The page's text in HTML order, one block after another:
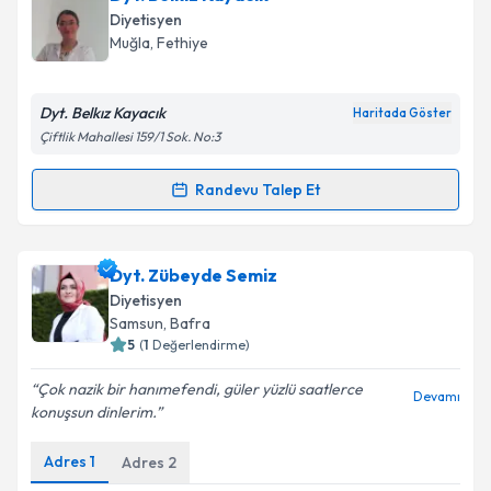
E-posta Adresiniz
Kişisel verilerimin işlenmesine ilişkin
Aydınlatma
Metni'ni okudum ve kişisel verilerimin belirtilen
Diyetisyen
Muğla, Fethiye
Dyt. Belkız Kayacık Haritada Göster
Çiftlik Mahallesi 159/1 Sok. No:3
Randevu Talep Et
Randevu Takvimi Talebi
Dyt. Belkız Kayacıkiçin randevu takvimi talebi
oluşturun. Size bu uzmandan randevu almanız için bir
takvim hazırlandığında e-posta ile bilgilendireceğiz.
Kişisel verilerimin işlenmesine ilişkin
Dyt. Zübeyde Semiz
Diyetisyen
Samsun, Bafra
5 (1 Değerlendirme)
Çok nazik bir hanımefendi, güler yüzlü saatlerce
konuşsun dinlerim.
Devamı
Adres 1 Adres 2